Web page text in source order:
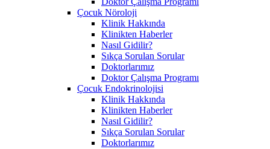
Çocuk Nöroloji
Klinik Hakkında
Klinikten Haberler
Nasıl Gidilir?
Sıkça Sorulan Sorular
Doktorlarımız
Doktor Çalışma Programı
Çocuk Endokrinolojisi
Klinik Hakkında
Klinikten Haberler
Nasıl Gidilir?
Sıkça Sorulan Sorular
Doktorlarımız